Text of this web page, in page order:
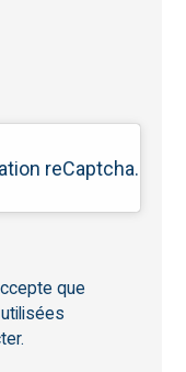
reCaptcha.
que